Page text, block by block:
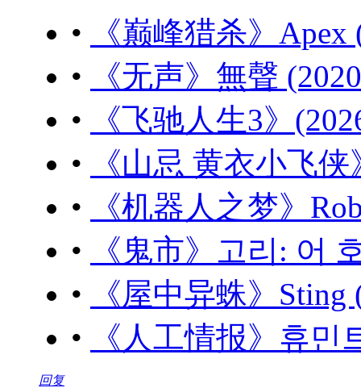
•
《巅峰猎杀》
•
《无声》無聲
•
《飞驰人生3》
•
《山忌 黄衣小飞
•
《机器人之梦》
•
《鬼市》고리: 어
•
《屋中异蛛》
•
《人工情报》휴민
回复